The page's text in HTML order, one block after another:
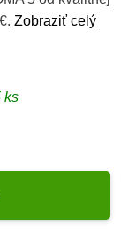
Zobraziť celý
ks